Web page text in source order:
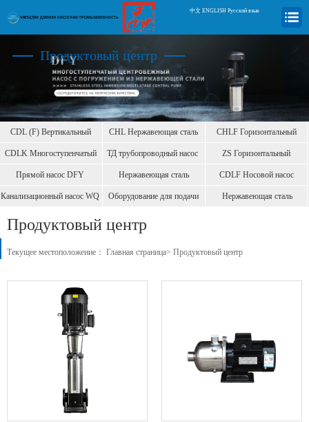
中文 |ENGLISH |Русский язык
Продуктовый центр
CDL (F) Вертикальный
центробеж
CHL Нержавеющая сталь
горизонт
CHLF Горизонтальный
центробежн
CDLK Многоступенчатый
центробе
ТД трубопроводный насос ZS Горизонтальный
центробежный
Прямой насос DFY Нержавеющая сталь CDLF Носовой насос
преобразова
Канализационный насос WQ Оборудование для подачи Нержавеющая сталь
Продуктовый центр
Текущее местоположение： Главная страница> Продуктовый центр